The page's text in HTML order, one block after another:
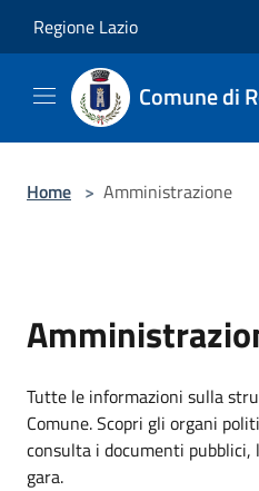
Regione Lazio
Comune di
Home > Amministrazione
Tutte le informazioni sulla
Comune. Scopri gli organi
consulta i documenti
gara.